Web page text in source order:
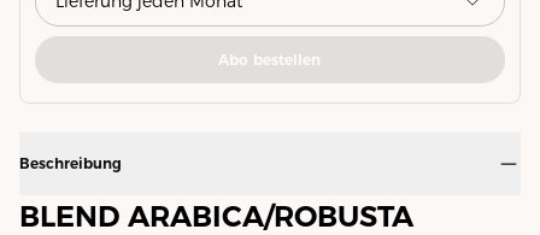
Abo bestellen
Beschreibung
BLEND ARABICA/ROBUSTA